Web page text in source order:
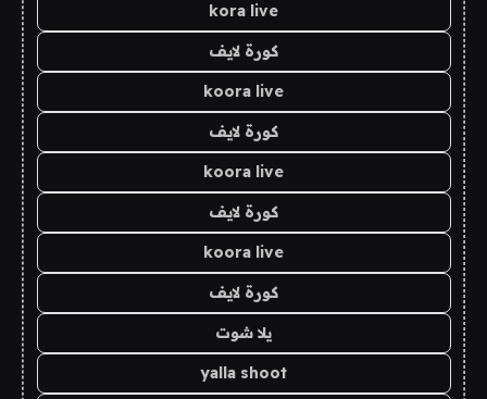
kora live
كورة لايف
koora live
كورة لايف
koora live
كورة لايف
koora live
كورة لايف
يلا شوت
yalla shoot